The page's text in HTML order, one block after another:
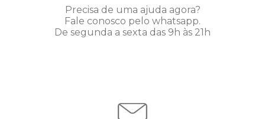
Precisa de uma ajuda agora?
Fale conosco pelo whatsapp.
De segunda a sexta das 9h às 21h